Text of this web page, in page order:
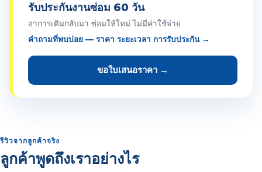
รับประกันงานซ่อม 60 วัน
อาการเดิมกลับมา ซ่อมให้ใหม่ ไม่มีค่าใช้จ่าย
คำถามที่พบบ่อย — ราคา ระยะเวลา การรับประกัน →
ขอใบเสนอราคา →
รีวิวจากลูกค้าจริง
ลูกค้าพูดถึงเราอย่างไร